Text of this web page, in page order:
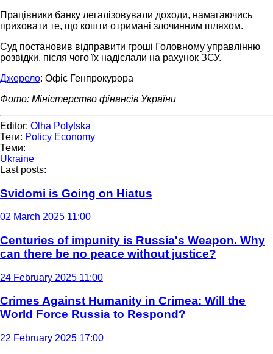
Працівники банку легалізовували доходи, намагаючись
приховати те, що кошти отримані злочинним шляхом.
Суд постановив відправити гроші Головному управлінню
розвідки, після чого їх надіслали на рахунок ЗСУ.
Джерело: Офіс Генпрокурора
Фото: Міністерство фінансів України
Editor: Olha Polytska
Теги: Policy Economy
Теми:
Ukraine
Last posts:
Svidomi is Going on Hiatus
02 March 2025 11:00
Centuries of impunity is Russia's Weapon. Why
can there be no peace without justice?
24 February 2025 11:00
Crimes Against Humanity in Crimea: Will the
World Force Russia to Respond?
22 February 2025 17:00